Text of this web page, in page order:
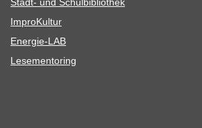
Impro­Kul­tur
Ener­­gie-LAB
Lese­men­to­ring